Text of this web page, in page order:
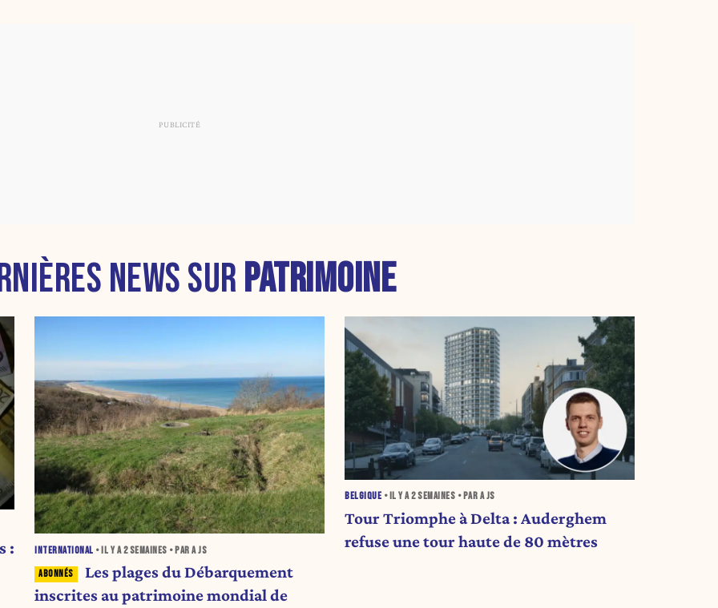
NEWS SURPATRIMOINE
: INTERNATIONAL • IL Y A2 SEMAINES • PAR A JS
Les plages du Débarquement
inscrites au patrimoine mondial de
BELGIQUE • IL Y A2 SEMAINES • PAR A JS
Tour Triomphe à Delta : Auderghem
refuse une tour haute de 80 mètres